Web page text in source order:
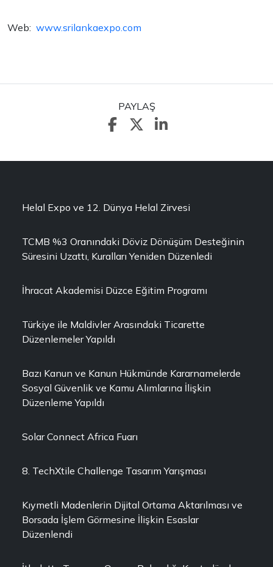
Web: www.srilankaexpo.com
PAYLAŞ
Helal Expo ve 12. Dünya Helal Zirvesi
TCMB %3 Oranındaki Döviz Dönüşüm Desteğinin
Süresini Uzattı, Kuralları Yeniden Düzenledi
İhracat Akademisi Düzce Eğitim Programı
Türkiye ile Maldivler Arasındaki Ticarette
Düzenlemeler Yapıldı
Bazı Kanun ve Kanun Hükmünde Kararnamelerde
Sosyal Güvenlik ve Kamu Alımlarına İlişkin
Düzenleme Yapıldı
Solar Connect Africa Fuarı
8. TechXtile Challenge Tasarım Yarışması
Kıymetli Madenlerin Dijital Ortama Aktarılması ve
Borsada İşlem Görmesine İlişkin Esaslar
Düzenlendi